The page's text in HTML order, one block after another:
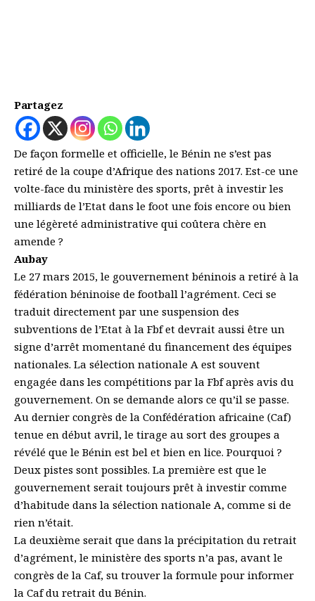
Partagez
De façon formelle et officielle, le Bénin ne s’est pas
retiré de la coupe d’Afrique des nations 2017. Est-ce une
volte-face du ministère des sports, prêt à investir les
milliards de l’Etat dans le foot une fois encore ou bien
une légèreté administrative qui coûtera chère en
amende ?
Aubay
Le 27 mars 2015, le gouvernement béninois a retiré à la
fédération béninoise de football l’agrément. Ceci se
traduit directement par une suspension des
subventions de l’Etat à la Fbf et devrait aussi être un
signe d’arrêt momentané du financement des équipes
nationales. La sélection nationale A est souvent
engagée dans les compétitions par la Fbf après avis du
gouvernement. On se demande alors ce qu’il se passe.
Au dernier congrès de la Confédération africaine (Caf)
tenue en début avril, le tirage au sort des groupes a
révélé que le Bénin est bel et bien en lice. Pourquoi ?
Deux pistes sont possibles. La première est que le
gouvernement serait toujours prêt à investir comme
d’habitude dans la sélection nationale A, comme si de
rien n’était.
La deuxième serait que dans la précipitation du retrait
d’agrément, le ministère des sports n’a pas, avant le
congrès de la Caf, su trouver la formule pour informer
la Caf du retrait du Bénin.